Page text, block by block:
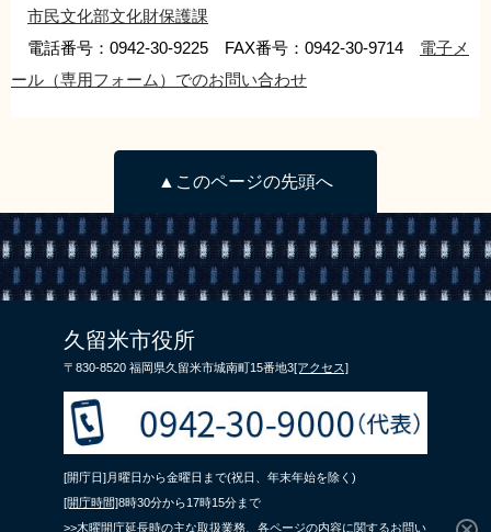
市民文化部文化財保護課
電話番号：0942-30-9225 FAX番号：0942-30-9714 電子メ
ール（専用フォーム）でのお問い合わせ
▲このページの先頭へ
久留米市役所
〒830-8520 福岡県久留米市城南町15番地3[アクセス]
[開庁日]月曜日から金曜日まで(祝日、年末年始を除く)
[開庁時間]8時30分から17時15分まで
>>木曜開庁延長時の主な取扱業務、各ページの内容に関するお問い